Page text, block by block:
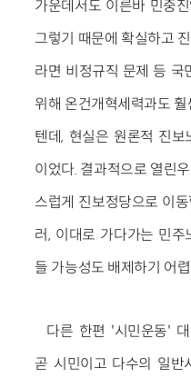
가운데서도 이른바 민중
그렇기 때문에 확실하고
라면 비정규직 문제 등 국
위해 온건개혁세력과도
텐데, 현실은 원론적 진
이었다. 결과적으로 열린
스럽게 진보정당으로 이
러, 이대로 가다가는 민
들 가능성도 배제하기 어
다른 한편 '시민운동'
곧 시민이고 다수의 일반